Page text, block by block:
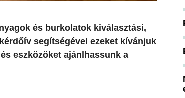
és burkolatok kiválasztási,
segítségével ezeket kívánjuk
eszközöket ajánlhassunk a